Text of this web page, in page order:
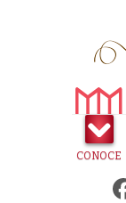
CONOCE